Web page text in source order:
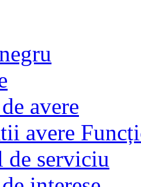
avere
avere
de serviciu